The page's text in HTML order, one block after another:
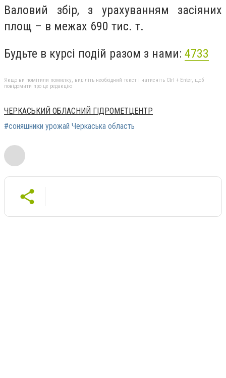
Валовий збір, з урахуванням засіяних
площ – в межах 690 тис. т.
Будьте в курсі подій разом з нами: 4733
Якщо ви помітили помилку, виділіть необхідний текст і натисніть Ctrl + Enter, щоб
повідомити про це редакцію
ЧЕРКАСЬКИЙ ОБЛАСНИЙ ГІДРОМЕТЦЕНТР
#соняшники урожай Черкаська область